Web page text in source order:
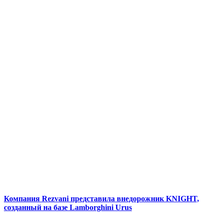
Компания Rezvani представила внедорожник KNIGHT,
созданный на базе Lamborghini Urus